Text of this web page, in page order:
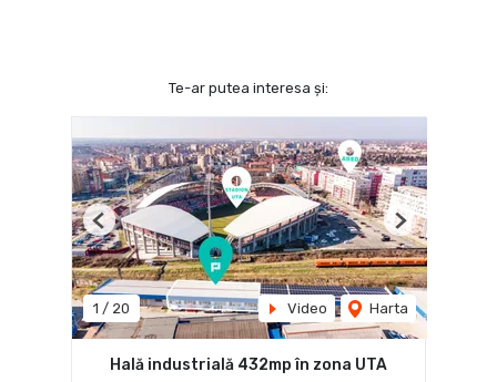
Te-ar putea interesa și:
1 / 20 Video Harta
Previous Next
Hală industrială 432mp în zona UTA